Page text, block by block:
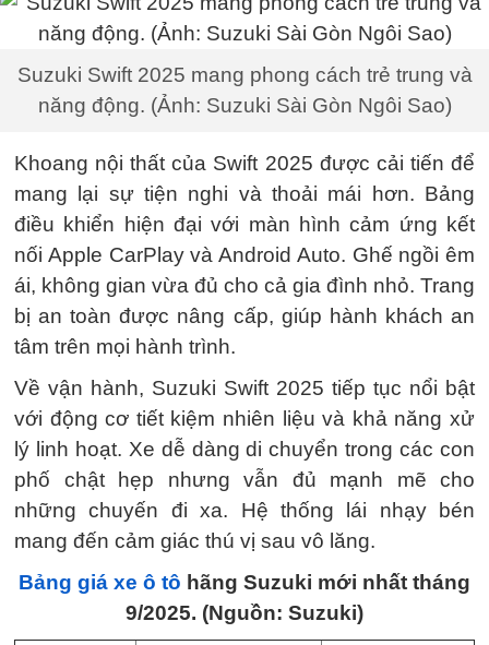
Suzuki Swift 2025 mang phong cách trẻ trung và
năng động. (Ảnh: Suzuki Sài Gòn Ngôi Sao)
Khoang nội thất của Swift 2025 được cải tiến để
mang lại sự tiện nghi và thoải mái hơn. Bảng
điều khiển hiện đại với màn hình cảm ứng kết
nối Apple CarPlay và Android Auto. Ghế ngồi êm
ái, không gian vừa đủ cho cả gia đình nhỏ. Trang
bị an toàn được nâng cấp, giúp hành khách an
tâm trên mọi hành trình.
Về vận hành, Suzuki Swift 2025 tiếp tục nổi bật
với động cơ tiết kiệm nhiên liệu và khả năng xử
lý linh hoạt. Xe dễ dàng di chuyển trong các con
phố chật hẹp nhưng vẫn đủ mạnh mẽ cho
những chuyến đi xa. Hệ thống lái nhạy bén
mang đến cảm giác thú vị sau vô lăng.
Bảng giá xe ô tô hãng Suzuki mới nhất tháng
9/2025. (Nguồn: Suzuki)